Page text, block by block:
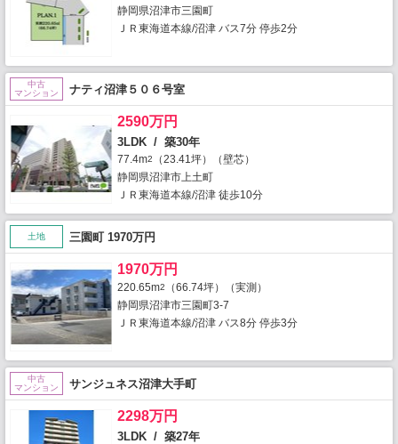
静岡県沼津市三園町
ＪＲ東海道本線/沼津 バス7分 停歩2分
中古
マンション
ナティ沼津５０６号室
2590万円
3LDK / 築30年
77.4m2
（23.41坪）（壁芯）
静岡県沼津市上土町
ＪＲ東海道本線/沼津 徒歩10分
土地 三園町 1970万円
1970万円
220.65m2
（66.74坪）（実測）
静岡県沼津市三園町3-7
ＪＲ東海道本線/沼津 バス8分 停歩3分
中古
マンション
サンジュネス沼津大手町
2298万円
3LDK / 築27年